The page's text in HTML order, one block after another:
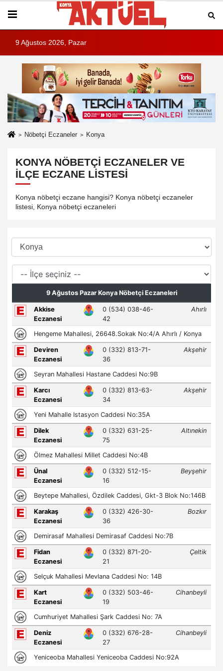
9 Ağustos 2026, Pazar
Nöbetçi Eczaneler Konya
KONYA NÖBETÇI ECZANELER VE
İLÇE ECZANE LISTESI
Konya nöbetçi eczane hangisi? Konya nöbetçi eczaneler
listesi, Konya nöbetçi eczaneleri